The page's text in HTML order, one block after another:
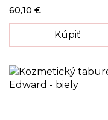
60,10 €
Kúpiť